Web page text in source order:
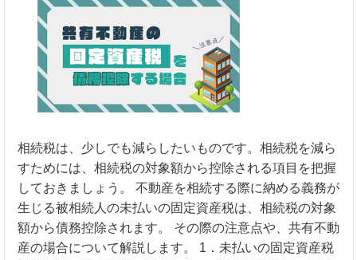
相続税は、少しでも減らしたいものです。相続税を減ら
すためには、相続税の対象額から控除される項目を把握
しておきましょう。 不動産を相続する際に納める義務が
生じる被相続人の未払いの固定資産税は、相続税の対象
額から債務控除されます。 その際の注意点や、共有不動
産の場合について解説します。 1．未払いの固定資産税